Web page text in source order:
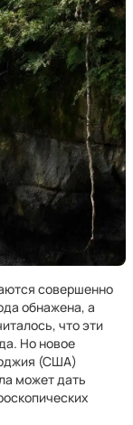
совершенно
обнажена, а
что эти
Но новое
(США)
может дать